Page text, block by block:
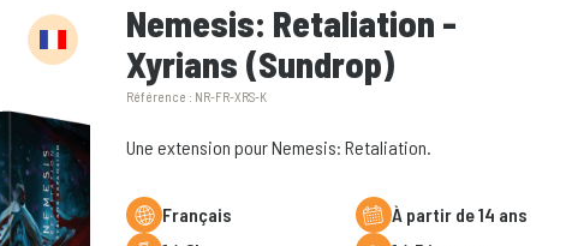
Nemesis: Retaliation -
Xyrians (Sundrop)
Référence : NR-FR-XRS-K
Une extension pour Nemesis: Retaliation.
Français
à partir de 14 ans